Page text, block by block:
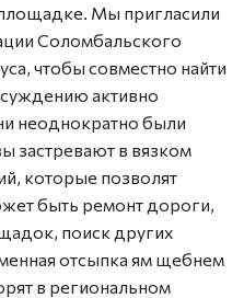
Мы пригласили
Соломбальского
чтобы совместно найти
активно
неоднократно были
застревают в вязком
которые позволят
быть ремонт дороги,
поиск других
отсыпка ям щебнем
в региональном